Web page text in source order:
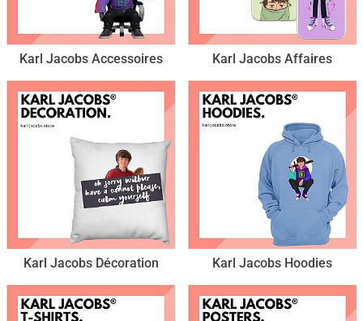
Karl Jacobs Accessoires Karl Jacobs Affaires
Karl Jacobs Décoration Karl Jacobs Hoodies